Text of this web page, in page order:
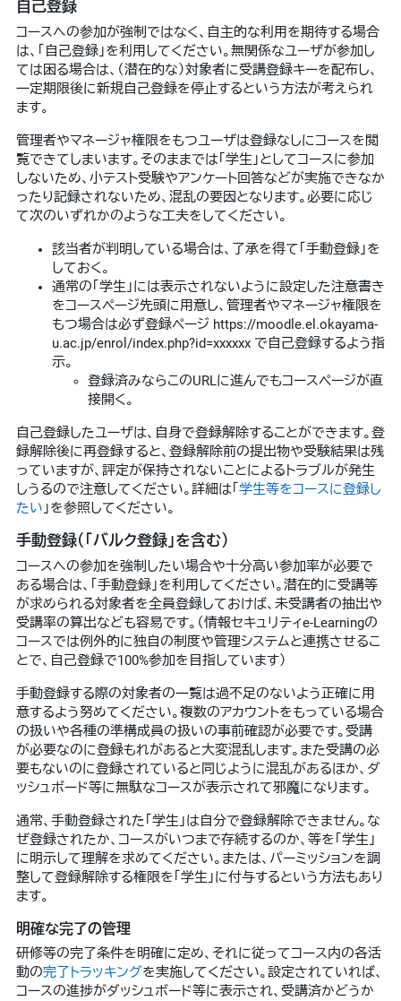
自己登録
コースへの参加が強制ではなく、自主的な利用を期待する場合
は、「自己登録」を利用してください。無関係なユーザが参加し
ては困る場合は、（潜在的な）対象者に受講登録キーを配布し、
一定期限後に新規自己登録を停止するという方法が考えられ
ます。
管理者やマネージャ権限をもつユーザは登録なしにコースを閲
覧できてしまいます。そのままでは「学生」としてコースに参加
しないため、小テスト受験やアンケート回答などが実施できなか
ったり記録されないため、混乱の要因となります。必要に応じ
て次のいずれかのような工夫をしてください。
該当者が判明している場合は、了承を得て「手動登録」を
しておく。
通常の「学生」には表示されないように設定した注意書き
をコースページ先頭に用意し、管理者やマネージャ権限を
もつ場合は必ず登録ページ https://moodle.el.okayama-
u.ac.jp/enrol/index.php?id=xxxxxx で自己登録するよう指
示。
登録済みならこのURLに進んでもコースページが直
接開く。
自己登録したユーザは、自身で登録解除することができます。登
録解除後に再登録すると、登録解除前の提出物や受験結果は残
っていますが、評定が保持されないことによるトラブルが発生
しうるので注意してください。詳細は「 学生等をコースに登録し
たい 」を参照してください。
手動登録（「バルク登録」を含む）
コースへの参加を強制したい場合や十分高い参加率が必要で
ある場合は、「手動登録」を利用してください。潜在的に受講等
が求められる対象者を全員登録しておけば、未受講者の抽出や
受講率の算出なども容易です。（情報セキュリティe-Learningの
コースでは例外的に独自の制度や管理システムと連携させるこ
とで、自己登録で100%参加を目指しています）
手動登録する際の対象者の一覧は過不足のないよう正確に用
意するよう努めてください。複数のアカウントをもっている場合
の扱いや各種の準構成員の扱いの事前確認が必要です。受講
が必要なのに登録もれがあると大変混乱します。また受講の必
要もないのに登録されていると同じように混乱があるほか、ダ
ッシュボード等に無駄なコースが表示されて邪魔になります。
通常、手動登録された「学生」は自分で登録解除できません。な
ぜ登録されたか、コースがいつまで存続するのか、等を「学生」
に明示して理解を求めてください。または、パーミッションを調
整して登録解除する権限を「学生」に付与するという方法もあり
ます。
明確な完了の管理
研修等の完了条件を明確に定め、それに従ってコース内の各活
動の完了トラッキングを実施してください。設定されていれば、
コースの進捗がダッシュボード等に表示され、受講済かどうか